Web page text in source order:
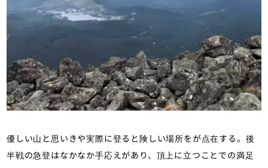
優しい山と思いきや実際に登ると険しい場所をが点在する。後
半戦の急登はなかなか手応えがあり、頂上に立つことでの満足